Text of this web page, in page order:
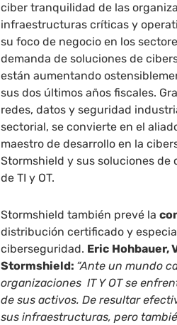
ciber tranquilidad de las
infraestructuras críticas y
su foco de negocio en los
demanda de soluciones de
están aumentando
sus dos últimos años fiscales.
redes, datos y seguridad
sectorial, se convierte en el
maestro de desarrollo en la
Stormshield y sus soluciones
de TI y OT.
Stormshield también prevé la
distribución certificado y
ciberseguridad. Eric Hohbauer,
Stormshield: “Ante un mundo
organizaciones IT Y OT se
de sus activos. De resultar
sus infraestructuras, pero